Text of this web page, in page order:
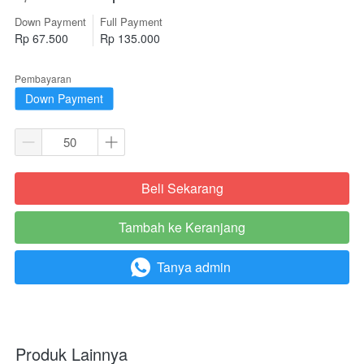
Down Payment
Rp 67.500
Full Payment
Rp 135.000
Pembayaran
Down Payment
`Beli Sekarang
`
Tambah ke Keranjang
` Tanya admin
Produk Lainnya